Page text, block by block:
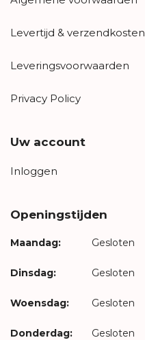
Levertijd & verzendkosten
Leveringsvoorwaarden
Privacy Policy
Uw account
Inloggen
Openingstijden
Maandag: Gesloten
Dinsdag: Gesloten
Woensdag: Gesloten
Donderdag: Gesloten